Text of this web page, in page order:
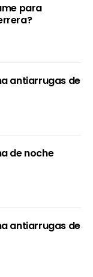
para
antiarrugas de
de noche
antiarrugas de